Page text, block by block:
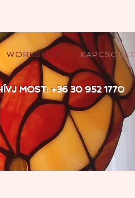
WORKSHOP KAPCSOLAT
MOST: +36 30 952 1770